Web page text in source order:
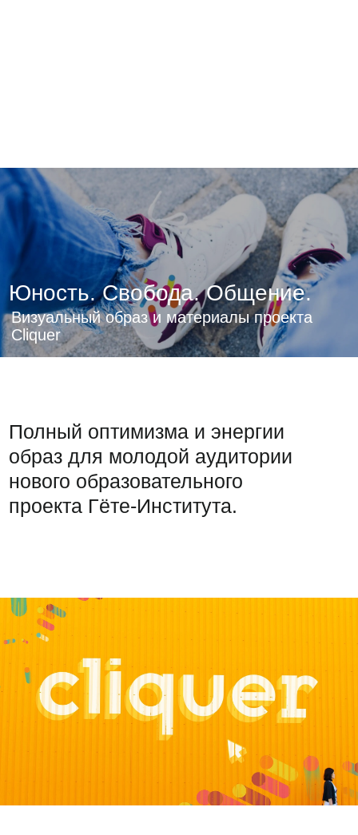
Яркий и энергичный
Cliquer сделан для
чтобы уметь меняться
вместе с аудиторией и
адаптироваться к разным
каналам коммуникации.